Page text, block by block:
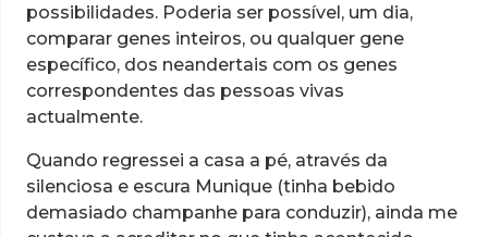
possibilidades. Poderia ser possível, um dia,
comparar genes inteiros, ou qualquer gene
específico, dos neandertais com os genes
correspondentes das pessoas vivas
actualmente.
Quando regressei a casa a pé, através da
silenciosa e escura Munique (tinha bebido
demasiado champanhe para conduzir), ainda me